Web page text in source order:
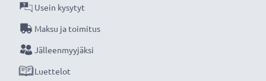
Jännite: 3.7V
Teknologia : Litiumionit
CELLONIC vara-akku on turvallinen ja edullinen
Usein kysytyt
Maksu ja toimitus
Jälleenmyyjäksi
Luettelot